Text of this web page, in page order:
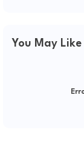
You May Like